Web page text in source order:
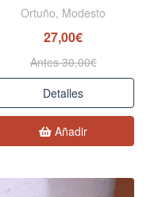
Ortuño, Modesto
27,00€
Antes 30,00€
Detalles
Añadir